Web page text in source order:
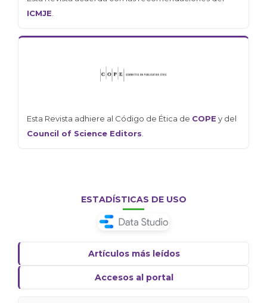
ICMJE
Esta Revista adhiere al Código de Ética de COPE y del
Council of Science Editors
ESTADÍSTICAS DE USO
Artículos más leídos
Accesos al portal